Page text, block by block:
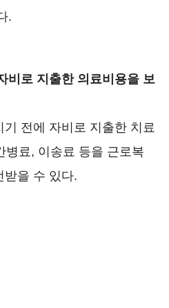
.
비로 지출한 의료비용을 보
전에 자비로 지출한 치료
병료, 이송료 등을 근로복
받을 수 있다.